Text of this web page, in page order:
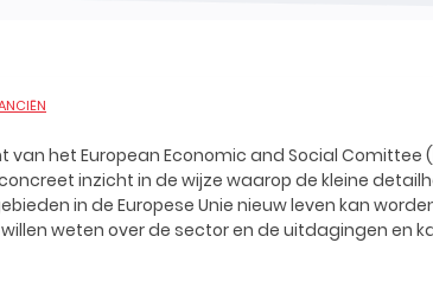
van het European Economic and Social Comittee
inzicht in de wijze waarop de kleine
in de Europese Unie nieuw leven kan
weten over de sector en de uitdagingen en